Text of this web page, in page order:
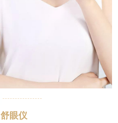
舒眼仪